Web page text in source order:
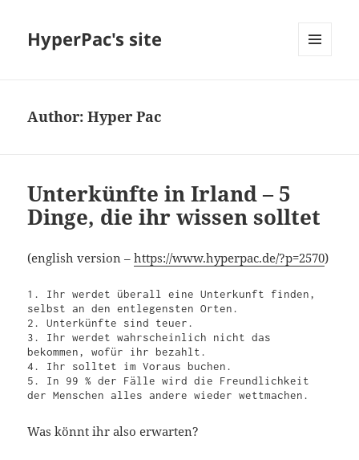
HyperPac's site
Author:Hyper Pac
Unterkünfte in Irland – 5
Dinge, die ihr wissen solltet
(english version –https://www.hyperpac.de/?p=2570)
1. Ihr werdet überall eine Unterkunft finden,
selbst an den entlegensten Orten.
2. Unterkünfte sind teuer.
3. Ihr werdet wahrscheinlich nicht das
bekommen, wofür ihr bezahlt.
4. Ihr solltet im Voraus buchen.
5. In 99 % der Fälle wird die Freundlichkeit
der Menschen alles andere wieder wettmachen.
Was könnt ihr also erwarten?